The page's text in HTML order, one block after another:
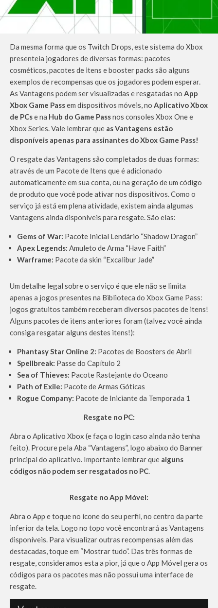
Da mesma forma que os Twitch Drops, este sistema do Xbox
presenteia jogadores de diversas formas: pacotes
cosméticos, pacotes de itens e booster packs são alguns
exemplos de recompensas que os jogadores podem esperar.
As Vantagens podem ser visualizadas e resgatadas no App
Xbox Game Passem dispositivos móveis, no Aplicativo Xbox
de PCse na Hub do Game Passnos consoles Xbox One e
Xbox Series. Vale lembrar que as Vantagens estão
disponíveis apenas para assinantes do Xbox Game Pass!
O resgate das Vantagens são completados de duas formas:
através de um Pacote de Itens que é adicionado
automaticamente em sua conta, ou na geração de um código
de produto que você pode ativar nos dispositivos. Como o
serviço já está em plena atividade, existem ainda algumas
Vantagens ainda disponíveis para resgate. São elas:
Gems of War: Pacote Inicial Lendário “Shadow Dragon”
Apex Legends: Amuleto de Arma “Have Faith”
Warframe: Pacote da skin “Excalibur Jade”
Um detalhe legal sobre o serviço é que ele não se limita
apenas a jogos presentes na Biblioteca do Xbox Game Pass:
jogos gratuitos também receberam diversos pacotes de itens!
Alguns pacotes de itens anteriores foram (talvez você ainda
consiga resgatar alguns destes itens!):
Phantasy Star Online 2: Pacotes de Boosters de Abril
Spellbreak: Passe do Capítulo 2
Sea of Thieves: Pacote Rastejante do Oceano
Path of Exile: Pacote de Armas Góticas
Rogue Company: Pacote de Iniciante da Temporada 1
Resgate no PC:
Abra o Aplicativo Xbox (e faça o login caso ainda não tenha
feito). Procure pela Aba “Vantagens”, logo abaixo do Banner
principal do aplicativo. Importante lembrar que alguns
códigos não podem ser resgatados no PC.
Resgate no App Móvel:
Abra o App e toque no ícone do seu perfil, no centro da parte
inferior da tela. Logo no topo você encontrará as Vantagens
disponíveis. Para visualizar outras recompensas além das
destacadas, toque em “Mostrar tudo”. Das três formas de
resgate, consideramos esta a pior, já que o App Móvel gera os
códigos para os pacotes mas não possui uma interface de
resgate.